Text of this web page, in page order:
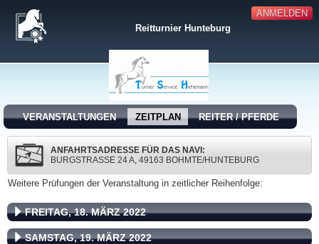
ANMELDEN
Reitturnier Hunteburg
VERANSTALTUNGEN ZEITPLAN REITER / PFERDE
ANFAHRTSADRESSE FÜR DAS NAVI:
BURGSTRASSE 24 A, 49163 BOHMTE/HUNTEBURG
Weitere Prüfungen der Veranstaltung in zeitlicher Reihenfolge:
FREITAG, 18. MÄRZ 2022
SAMSTAG, 19. MÄRZ 2022